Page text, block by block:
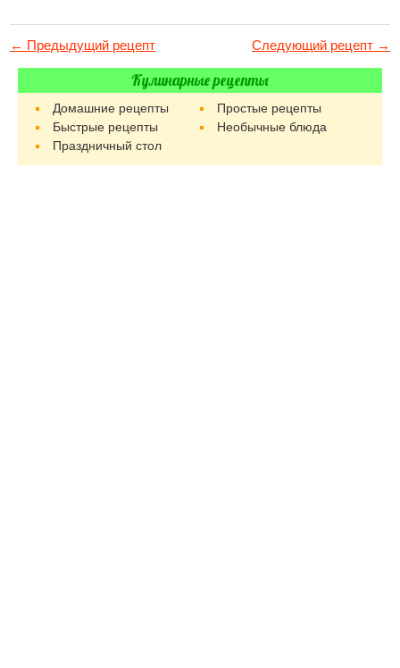
← Предыдущий рецепт Следующий рецепт →
Кулинарные рецепты
Домашние рецепты
Простые рецепты
Быстрые рецепты
Необычные блюда
Праздничный стол